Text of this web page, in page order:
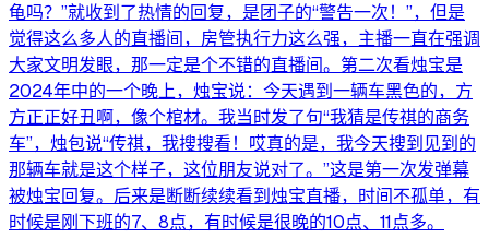
龟吗？”就收到了热情的回复，是团子的“警告一次！”，但是
觉得这么多人的直播间，房管执行力这么强，主播一直在强调
大家文明发眼，那一定是个不错的直播间。第二次看烛宝是
2024年中的一个晚上，烛宝说：今天遇到一辆车黑色的，方
方正正好丑啊，像个棺材。我当时发了句“我猜是传祺的商务
车”，烛包说“传祺，我搜搜看！哎真的是，我今天搜到见到的
那辆车就是这个样子，这位朋友说对了。”这是第一次发弹幕
被烛宝回复。后来是断断续续看到烛宝直播，时间不孤单，有
时候是刚下班的7、8点，有时候是很晚的10点、11点多。